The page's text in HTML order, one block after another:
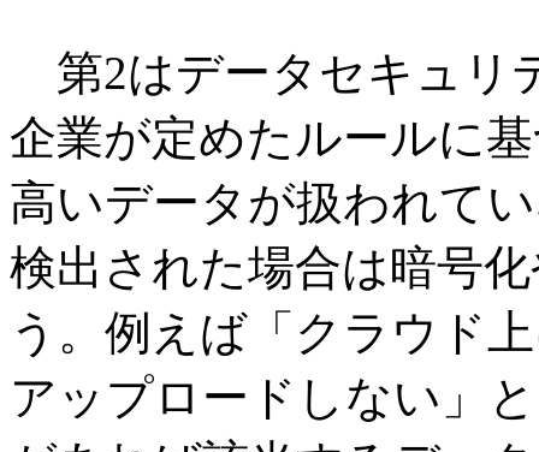
第2はデータセキュリ
企業が定めたルールに
高いデータが扱われて
検出された場合は暗号
う。例えば「クラウド
アップロードしない」